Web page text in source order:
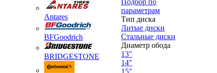
Antares
BFGoodrich
BRIDGESTONE
параметрам
Тип диска
Литые диски
Стальные диски
Диаметр обода
13"
14"
15"